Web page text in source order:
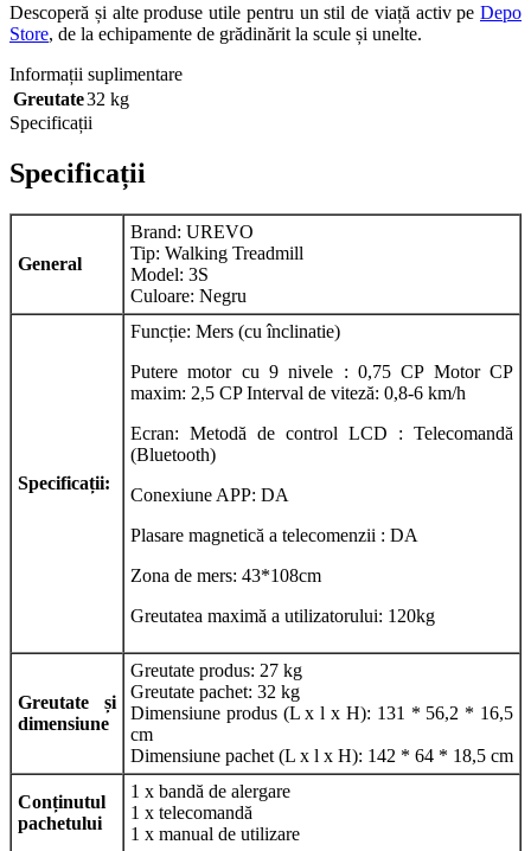
Descoperă și alte produse utile pentru un stil de viață activ pe Depo
Store, de la echipamente de grădinărit la scule și unelte.
Informații suplimentare
Greutate32 kg
Specificații
Specificații
General
Brand: UREVO
Tip: Walking Treadmill
Model: 3S
Culoare: Negru
Specificații:
Funcție: Mers (cu înclinatie)
Putere motor cu 9 nivele : 0,75 CP Motor CP
maxim: 2,5 CP Interval de viteză: 0,8-6 km/h
Ecran: Metodă de control LCD : Telecomandă
(Bluetooth)
Conexiune APP: DA
Plasare magnetică a telecomenzii : DA
Zona de mers: 43*108cm
Greutatea maximă a utilizatorului: 120kg
Greutate și
dimensiune
Greutate produs: 27 kg
Greutate pachet: 32 kg
Dimensiune produs (L x l x H): 131 * 56,2 * 16,5
cm
Dimensiune pachet (L x l x H): 142 * 64 * 18,5 cm
Conținutul
pachetului
1 x bandă de alergare
1 x telecomandă
1 x manual de utilizare